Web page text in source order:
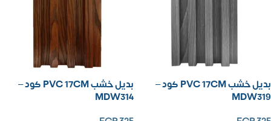
بديل خشب PVC 17CM كود –
MDW319
بديل خشب PVC 17CM كود –
MDW314